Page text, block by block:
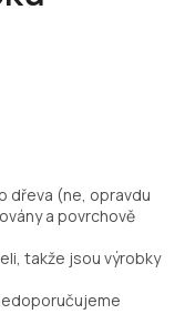
dřeva (ne, opravdu
a povrchově
takže jsou výrobky